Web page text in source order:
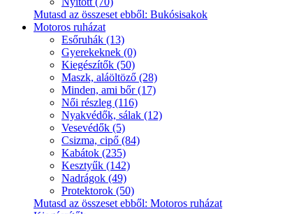
Mutasd az összeset ebből: Bukósisakok
Motoros ruházat
Esőruhák (13)
Gyerekeknek (0)
Kiegészítők (50)
Maszk, aláöltöző (28)
Minden, ami bőr (17)
Női részleg (116)
Nyakvédők, sálak (12)
Vesevédők (5)
Csizma, cipő (84)
Kabátok (235)
Kesztyűk (142)
Nadrágok (49)
Protektorok (50)
Mutasd az összeset ebből: Motoros ruházat